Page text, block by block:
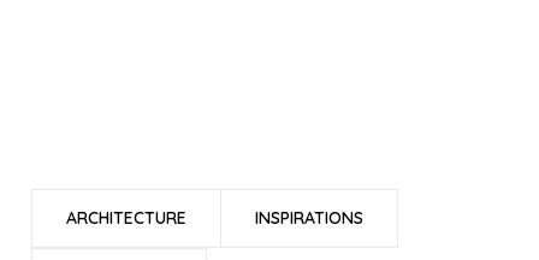
ARCHITECTURE INSPIRATIONS